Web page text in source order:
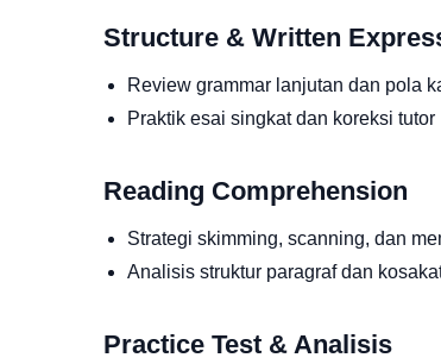
Structure & Written
Review grammar lanjutan dan pola
Praktik esai singkat dan koreksi tutor
Reading Comprehension
Strategi skimming, scanning, dan
Analisis struktur paragraf dan
Practice Test & Analisis